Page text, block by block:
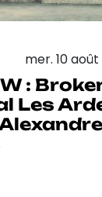
mer. 10 août
:
Les